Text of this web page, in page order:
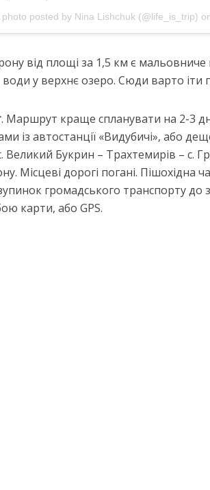
photo posted by Nina Lishchuk (@life_is_trip)
від площі за 1,5 км є
у верхнє озеро. Сюди варто іти
. Маршрут краще спланувати на 2-3
із автостанції «Видубичі», або
Великий Букрин – Трахтемирів – с.
Місцеві дорогі погані. Пішохідна
громадського транспорту до
карти, або GPS.